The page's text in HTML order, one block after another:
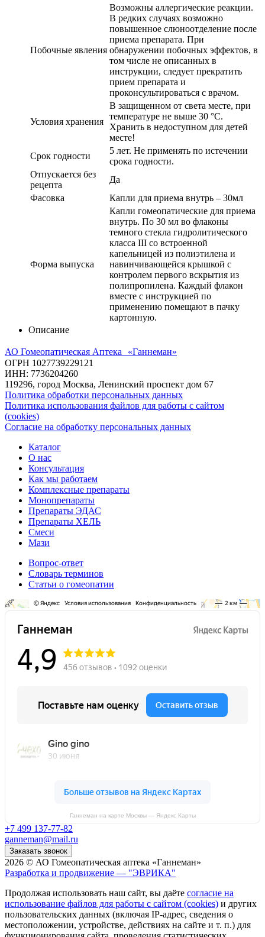
Побочные явления
Возможны аллергические реакции.
В редких случаях возможно
повышенное слюноотделение после
приема препарата. При
обнаружении побочных эффектов, в
том числе не описанных в
инструкции, следует прекратить
прием препарата и
проконсультироваться с врачом.
Условия хранения
В защищенном от света месте, при
температуре не выше 30 °С.
Хранить в недоступном для детей
месте!
Срок годности
5 лет. Не применять по истечении
срока годности.
Отпускается без
рецепта
Да
Фасовка
Капли для приема внутрь – 30мл
Форма выпуска
Капли гомеопатические для приема
внутрь. По 30 мл во флаконы
темного стекла гидролитического
класса III со встроенной
капельницей из полиэтилена и
навинчивающейся крышкой с
контролем первого вскрытия из
полипропилена. Каждый флакон
вместе с инструкцией по
применению помещают в пачку
картонную.
Описание
АО Гомеопатическая Аптека «Ганнеман»
ОГРН 1027739229121
ИНН: 7736204260
119296, город Москва, Ленинский проспект дом 67
Политика обработки персональных данных
Политика использования файлов для работы с сайтом
(cookies)
Согласие на обработку персональных данных
Каталог
О нас
Консультация
Как мы работаем
Комплексные препараты
Монопрепараты
Препараты ЭДАС
Препараты ХЕЛЬ
Смеси
Мази
Вопрос-ответ
Словарь терминов
Статьи о гомеопатии
Ганнеман на карте Москвы — Яндекс Карты
+7 499 137-77-82
ganneman@mail.ru
Заказать звонок
2026 © АО Гомеопатическая аптека «Ганнеман»
Разработка и продвижение — "ЭВРИКА"
Продолжая использовать наш сайт, вы даёте согласие на
использование файлов для работы с сайтом (cookies) и других
пользовательских данных (включая IP-адрес, сведения о
местоположении, устройстве, действиях на сайте и т. п.) для